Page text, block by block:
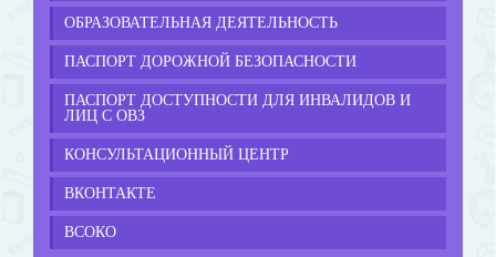
ОБРАЗОВАТЕЛЬНАЯ ДЕЯТЕЛЬНОСТЬ
ПАСПОРТ ДОРОЖНОЙ БЕЗОПАСНОСТИ
ПАСПОРТ ДОСТУПНОСТИ ДЛЯ ИНВАЛИДОВ И
ЛИЦ С ОВЗ
КОНСУЛЬТАЦИОННЫЙ ЦЕНТР
ВКОНТАКТЕ
ВСОКО